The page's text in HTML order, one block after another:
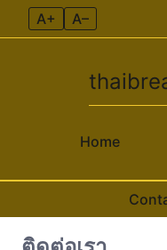
A+ A–
Home
Skip to content